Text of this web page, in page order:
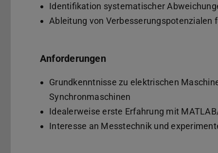
Identifikation systematischer
Ableitung von Verbesserungspotenzialen
Anforderungen
Grundkenntnisse zu elektrischen
Synchronmaschinen
Idealerweise erste Erfahrung mit
Interesse an Messtechnik und